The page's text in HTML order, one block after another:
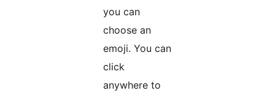
you can
choose an
emoji. You can
click
anywhere to